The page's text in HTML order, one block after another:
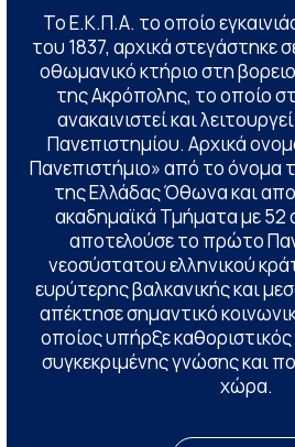
Το Ε.Κ.Π.Α. το οποίο
του 1837, αρχικά στεγάστηκε
οθωμανικό κτήριο στη
της Ακρόπολης, το οποίο
ανακαινιστεί και
Πανεπιστημίου. Αρχικά
Πανεπιστήμιο» από το όνομα
της Ελλάδας Όθωνα και
ακαδημαϊκά Τμήματα με
αποτελούσε το πρώτο
νεοσύστατου ελληνικού
ευρύτερης βαλκανικής και
απέκτησε σημαντικό
οποίος υπήρξε
συγκεκριμένης γνώσης και
χώρα.